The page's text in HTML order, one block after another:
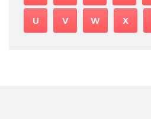
U V W X